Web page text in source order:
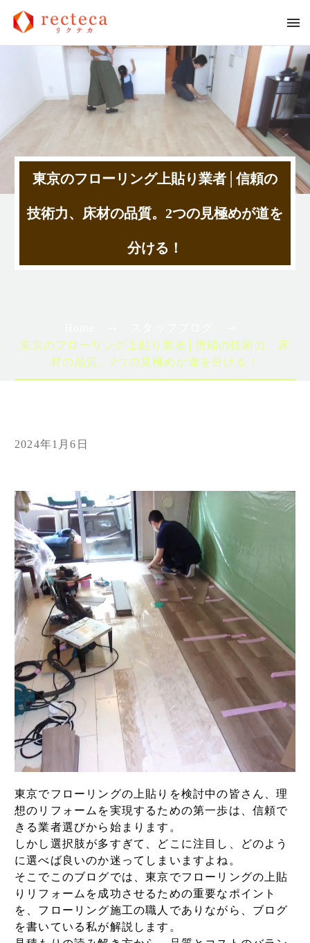
東京のフローリング上貼り業者│信頼の
技術力、床材の品質。2つの見極めが道を
分ける！
東京のフローリング上貼り業者│信頼の技術力、床
材の品質。2つの見極めが道を分ける！
2024年1月6日
東京でフローリングの上貼りを検討中の皆さん、理
想のリフォームを実現するための第一歩は、信頼で
きる業者選びから始まります。
しかし選択肢が多すぎて、どこに注目し、どのよう
に選べば良いのか迷ってしまいますよね。
そこでこのブログでは、東京でフローリングの上貼
りリフォームを成功させるための重要なポイント
を、フローリング施工の職人でありながら、ブログ
を書いている私が解説します。